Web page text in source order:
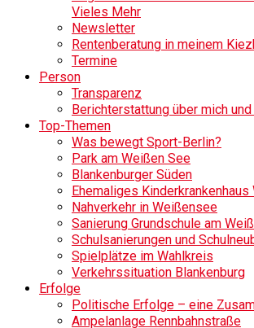
Vieles Mehr
Newsletter
Rentenberatung in meinem
Termine
Person
Transparenz
Berichterstattung über mich
Top-Themen
Was bewegt Sport-Berlin?
Park am Weißen See
Blankenburger Süden
Ehemaliges
Nahverkehr in Weißensee
Sanierung Grundschule am
Schulsanierungen und
Spielplätze im Wahlkreis
Verkehrssituation Blankenburg
Erfolge
Politische Erfolge – eine
Ampelanlage Rennbahnstraße